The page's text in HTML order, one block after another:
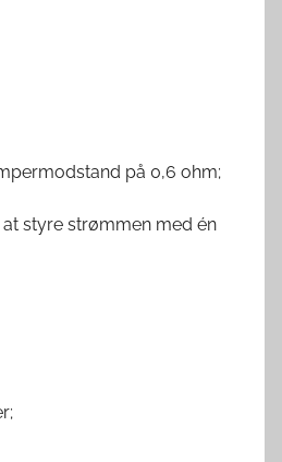
på 0,6 ohm;
styre strømmen med én